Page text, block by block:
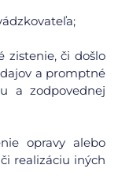
zistenie, či došlo
a promptné
a zodpovednej
opravy alebo
realizáciu iných